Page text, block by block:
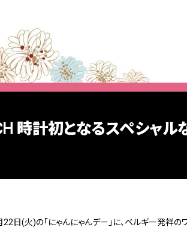
時計初となるスペシャ
日(火)の「にゃんにゃんデー」に、ベルギー発祥の